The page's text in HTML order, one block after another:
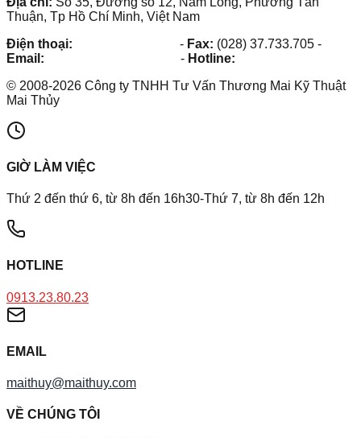
Thuận, Tp Hồ Chí Minh, Việt Nam
Điện thoại:
- Fax: (028) 37.733.705 -
Email:
- Hotline:
© 2008-2026 Công ty TNHH Tư Vấn Thương Mai Kỹ Thuật
Mai Thủy
GIỜ LÀM VIỆC
Thứ 2 đến thứ 6, từ 8h đến 16h30-Thứ 7, từ 8h đến 12h
HOTLINE
0913.23.80.23
EMAIL
maithuy@maithuy.com
VỀ CHÚNG TÔI